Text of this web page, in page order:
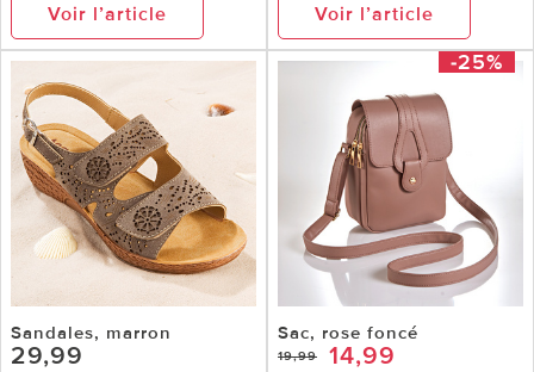
Voir l’article Voir l’article
Sandales, marron
29,99
-25%
Sac, rose foncé
19,99 14,99